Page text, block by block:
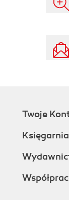
Twoje
Księgarnia